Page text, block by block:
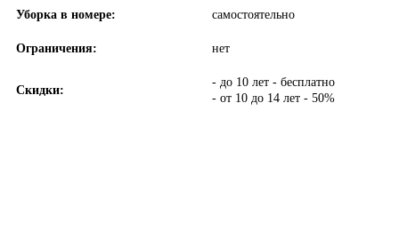
Уборка в номере: самостоятельно
Ограничения: нет
Скидки:
- до 10 лет - бесплатно
- от 10 до 14 лет - 50%